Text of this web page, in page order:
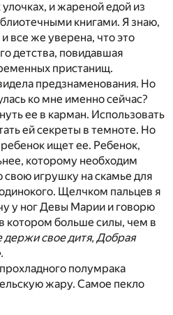
и жареной едой из
книгами. Я знаю,
все же уверена, что это
детства, повидавшая
пристанищ.
предзнаменования. Но
ко мне именно сейчас?
ее в карман. Использовать
ей секреты в темноте. Но
ищет ее. Ребенок,
которому необходим
свою игрушку на скамье для
Щелчком пальцев я
у ног Девы Марии и говорю
котором больше силы, чем в
держи свое дитя, Добрая
полумрака
жару. Самое пекло